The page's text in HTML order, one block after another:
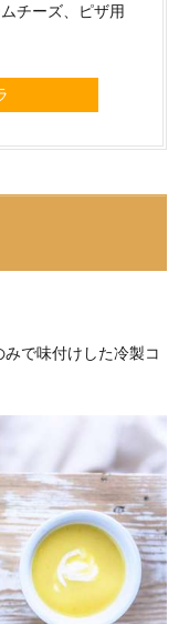
チーズ、ピザ用
で味付けした冷製コ